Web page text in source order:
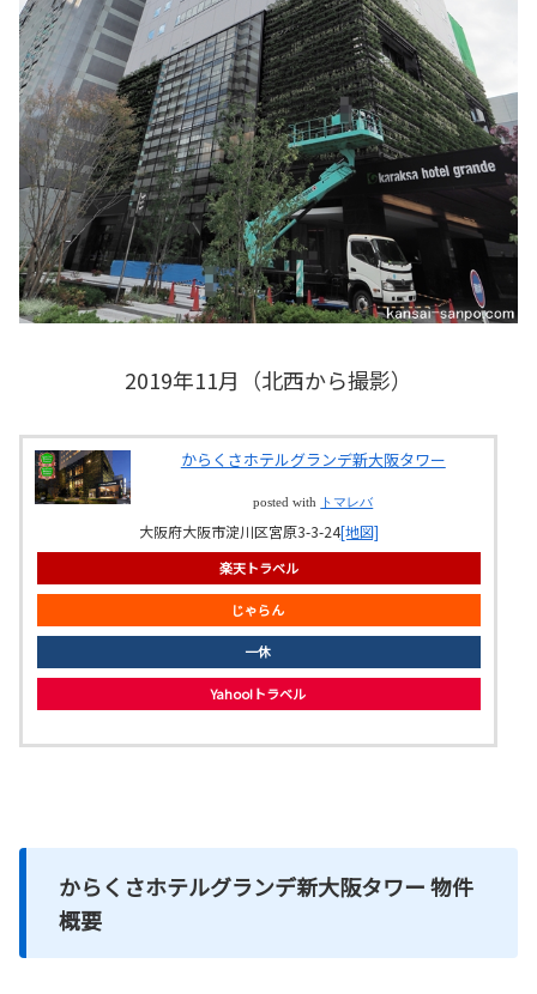
2019年11月（北西から撮影）
からくさホテルグランデ新大阪タワー
posted with トマレバ
大阪府大阪市淀川区宮原3-3-24[地図]
楽天トラベル
じゃらん
一休
Yahoo!トラベル
からくさホテルグランデ新大阪タワー 物件
概要